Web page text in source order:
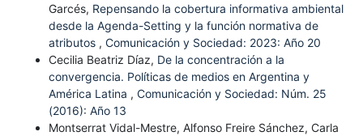
Garcés, Repensando la cobertura informativa ambiental
desde la Agenda-Setting y la función normativa de
atributos , Comunicación y Sociedad: 2023: Año 20
Cecilia Beatriz Díaz, De la concentración a la
convergencia. Políticas de medios en Argentina y
América Latina , Comunicación y Sociedad: Núm. 25
(2016): Año 13
Montserrat Vidal-Mestre, Alfonso Freire Sánchez, Carla